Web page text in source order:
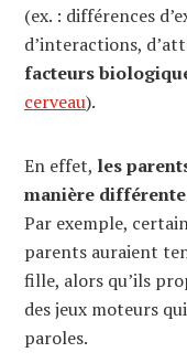
(ex. : différences
d’interactions,
facteurs
cerveau).
En effet, les
manière différente
Par exemple,
parents auraient
fille, alors qu’ils
des jeux moteurs
paroles.